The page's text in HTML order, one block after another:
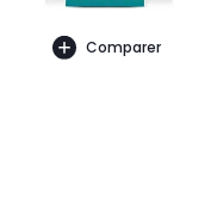
Comparer